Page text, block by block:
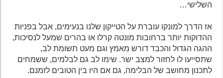
השלישי…
אז הדרך למונקו עוברת על הטייקון שלנו בנעימים, אבל בפניות
ההדוקות יותר ברחובות מונטה קרלו או בהרים שמעל לנסיכות,
ההגה הגדול והכבד דורש מאמץ וגם מעט תשומת לב,
שתסייעו לו לחזור למצב ישר. שימו לב גם לבלמים, ששמחים
לתכנון מחושב של הבלימה, גם אם היו בין הטובים לזמנם.